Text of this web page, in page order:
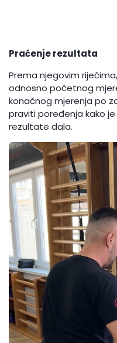
Praćenje rezultata
Prema njegovim
odnosno početnog
konačnog mjerenja po
praviti poređenja kako
rezultate dala.